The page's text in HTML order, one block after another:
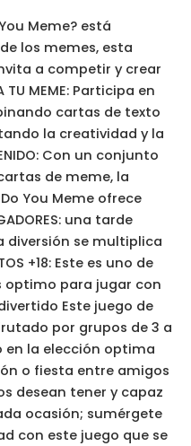
Meme? está
los memes, esta
a competir y crear
MEME: Participa en
cartas de texto
la creatividad y la
Con un conjunto
de meme, la
You Meme ofrece
una tarde
diversión se multiplica
+18: Este es uno de
optimo para jugar con
Este juego de
por grupos de 3 a
en la elección optima
o fiesta entre amigos
desean tener y capaz
ocasión; sumérgete
con este juego que se